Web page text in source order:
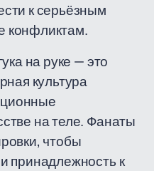
к серьёзным
конфликтам.
на руке — это
культура
на теле. Фанаты
чтобы
принадлежность к